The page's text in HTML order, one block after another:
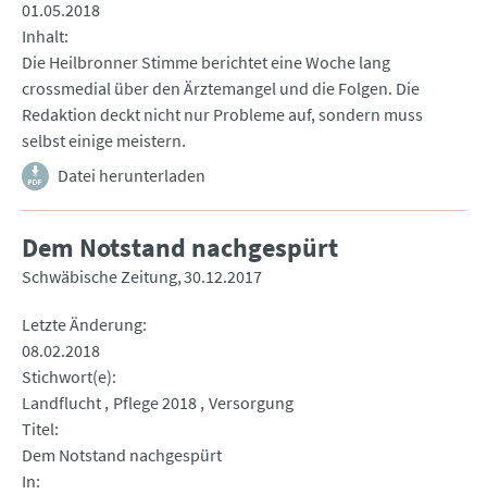
01.05.2018
Inhalt
Die Heilbronner Stimme berichtet eine Woche lang
crossmedial über den Ärztemangel und die Folgen. Die
Redaktion deckt nicht nur Probleme auf, sondern muss
selbst einige meistern.
Datei herunterladen
Dem Notstand nachgespürt
Schwäbische Zeitung 30.12.2017
Letzte Änderung
08.02.2018
Stichwort(e)
Landflucht Pflege 2018 Versorgung
Titel
Dem Notstand nachgespürt
In